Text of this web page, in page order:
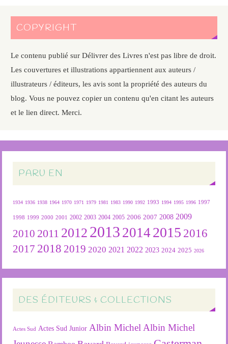
COPYRIGHT
Le contenu publié sur Délivrer des Livres n'est pas libre de droit.
Les couvertures et illustrations appartiennent aux auteurs /
illustrateurs / éditeurs, les avis sont la propriété des auteurs du
blog. Vous ne pouvez copier un contenu qu'en citant les auteurs
et le lien direct. Merci.
PARU EN
1934 1936 1938 1964 1970 1971 1979 1981 1983 1990 1992 1993 1994 1995 1996 1997
1998 1999 2000 2001 2002 2003 2004 2005 2006 2007 2008 2009
2010 2011 2012 2013 2014 2015 2016
2017 2018 2019 2020 2021 2022 2023 2024 2025 2026
DES ÉDITEURS & COLLECTIONS
Actes Sud Actes Sud Junior Albin Michel Albin Michel